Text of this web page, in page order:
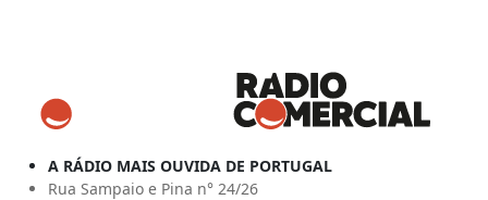
A RÁDIO MAIS OUVIDA DE PORTUGAL
Rua Sampaio e Pina n° 24/26